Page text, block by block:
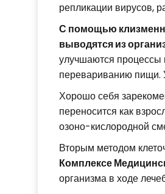
репликации вирусов,
С помощью
выводятся из
улучшаются процессы
перевариванию пищи.
Хорошо себя
переносится как
озоно-кислородной
Вторым методом
Комплексе
организма в ходе